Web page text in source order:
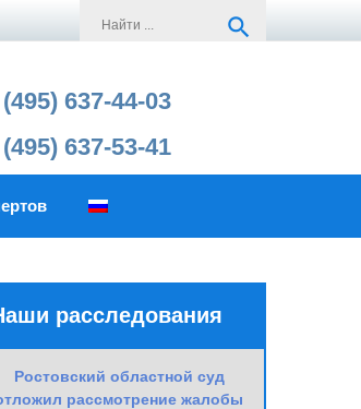
search
637-44-03
637-53-41
расследования
Ростовский областной суд
рассмотрение жалобы